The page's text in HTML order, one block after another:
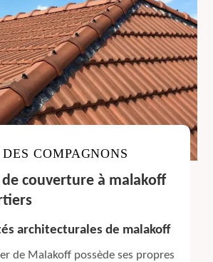
COMPAGNONS
couverture à malakoff
architecturales de malakoff
de Malakoff possède ses propres